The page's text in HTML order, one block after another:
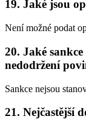
19. Jaké jsou
Není možné podat
20. Jaké
nedodržení
Sankce nejsou
21. Nejčastější